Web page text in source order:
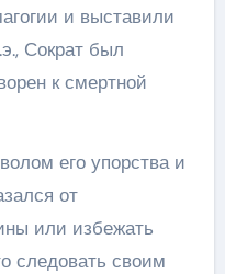
и выставили
Сократ был
к смертной
его упорства и
от
или избежать
следовать своим